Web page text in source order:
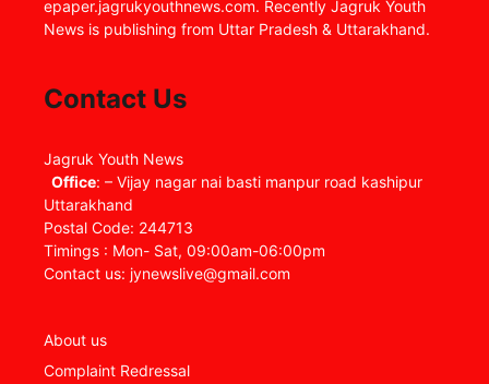
epaper.jagrukyouthnews.com. Recently Jagruk Youth
News is publishing from Uttar Pradesh & Uttarakhand.
Contact Us
Jagruk Youth News
Office: – Vijay nagar nai basti manpur road kashipur
Uttarakhand
Postal Code: 244713
Timings : Mon- Sat, 09:00am-06:00pm
Contact us: jynewslive@gmail.com
About us
Complaint Redressal